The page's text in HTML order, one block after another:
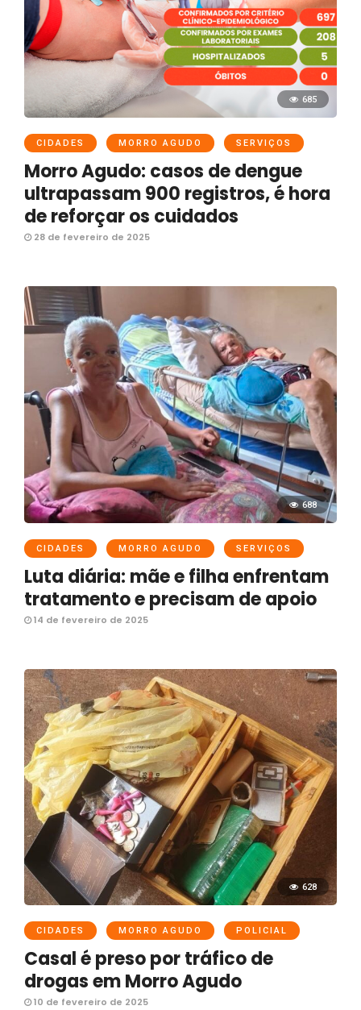
685
CIDADES MORRO AGUDO SERVIÇOS
Morro Agudo: casos de dengue
ultrapassam 900 registros, é hora
de reforçar os cuidados
28 de fevereiro de 2025
688
CIDADES MORRO AGUDO SERVIÇOS
Luta diária: mãe e filha enfrentam
tratamento e precisam de apoio
14 de fevereiro de 2025
628
CIDADES MORRO AGUDO POLICIAL
Casal é preso por tráfico de
drogas em Morro Agudo
10 de fevereiro de 2025